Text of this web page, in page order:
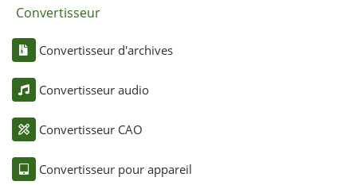
Convertisseur
Convertisseur d'archives
Convertisseur audio
Convertisseur CAO
Convertisseur pour appareil